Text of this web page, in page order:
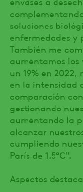
soluciones
enfermedades y
También me
aumentamos los
un 19% en
en la intensidad
comparación
gestionando
aumentando la
alcanzar
cumpliendo
París de 1.5°C".
Aspectos